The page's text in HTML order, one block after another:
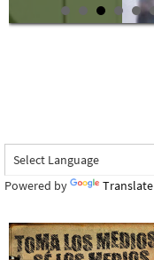
Powered by Translate